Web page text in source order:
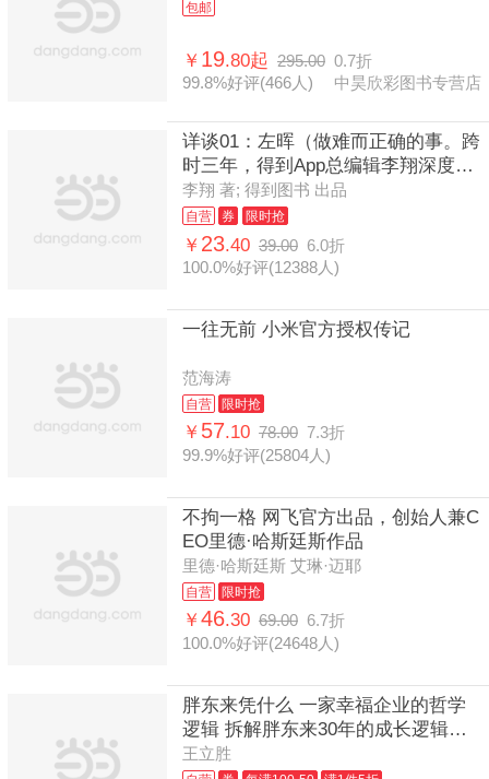
包邮
￥ 19.80起 295.00 0.7折
99.8%好评(466人)
中昊欣彩图书专营店
详谈01：左晖（做难而正确的事。跨
时三年，得到App总编辑李翔深度访
谈贝壳找房、链家创始人左晖）
李翔 著; 得到图书 出品
自营 券 限时抢
￥ 23.40 39.00 6.0折
100.0%好评(12388人)
一往无前 小米官方授权传记
范海涛
自营 限时抢
￥ 57.10 78.00 7.3折
99.9%好评(25804人)
不拘一格 网飞官方出品，创始人兼C
EO里德·哈斯廷斯作品
里德·哈斯廷斯 艾琳·迈耶
自营 限时抢
￥ 46.30 69.00 6.7折
100.0%好评(24648人)
胖东来凭什么 一家幸福企业的哲学
逻辑 拆解胖东来30年的成长逻辑，
剖析真诚赢得信任的经营法则 于东
王立胜